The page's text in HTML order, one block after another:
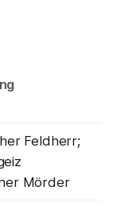
Feldherr;
Mörder